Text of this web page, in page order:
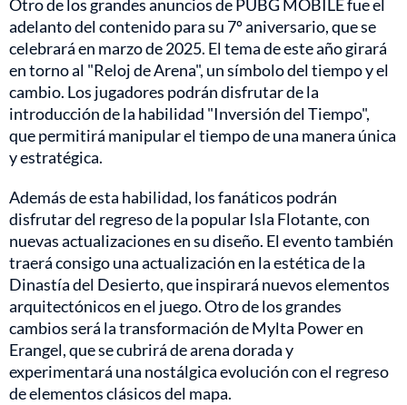
Otro de los grandes anuncios de PUBG MOBILE fue el
adelanto del contenido para su 7º aniversario, que se
celebrará en marzo de 2025. El tema de este año girará
en torno al "Reloj de Arena", un símbolo del tiempo y el
cambio. Los jugadores podrán disfrutar de la
introducción de la habilidad "Inversión del Tiempo",
que permitirá manipular el tiempo de una manera única
y estratégica.
Además de esta habilidad, los fanáticos podrán
disfrutar del regreso de la popular Isla Flotante, con
nuevas actualizaciones en su diseño. El evento también
traerá consigo una actualización en la estética de la
Dinastía del Desierto, que inspirará nuevos elementos
arquitectónicos en el juego. Otro de los grandes
cambios será la transformación de Mylta Power en
Erangel, que se cubrirá de arena dorada y
experimentará una nostálgica evolución con el regreso
de elementos clásicos del mapa.